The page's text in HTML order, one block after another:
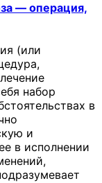
— операция,
(или
набор
в
и
в исполнении